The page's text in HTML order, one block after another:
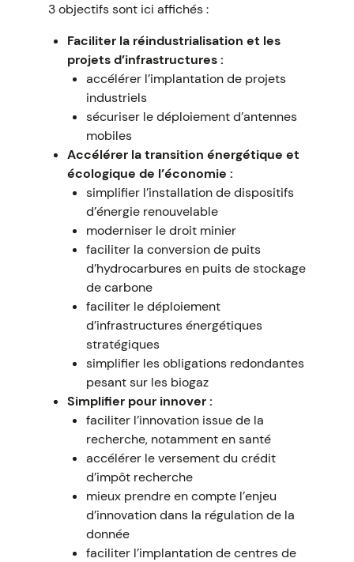
3 objectifs sont ici affichés :
Faciliter la réindustrialisation et les
projets d’infrastructures :
accélérer l’implantation de projets
industriels
sécuriser le déploiement d’antennes
mobiles
Accélérer la transition énergétique et
écologique de l’économie :
simplifier l’installation de dispositifs
d’énergie renouvelable
moderniser le droit minier
faciliter la conversion de puits
d’hydrocarbures en puits de stockage
de carbone
faciliter le déploiement
d’infrastructures énergétiques
stratégiques
simplifier les obligations redondantes
pesant sur les biogaz
Simplifier pour innover :
faciliter l’innovation issue de la
recherche, notamment en santé
accélérer le versement du crédit
d’impôt recherche
mieux prendre en compte l’enjeu
d’innovation dans la régulation de la
donnée
faciliter l’implantation de centres de